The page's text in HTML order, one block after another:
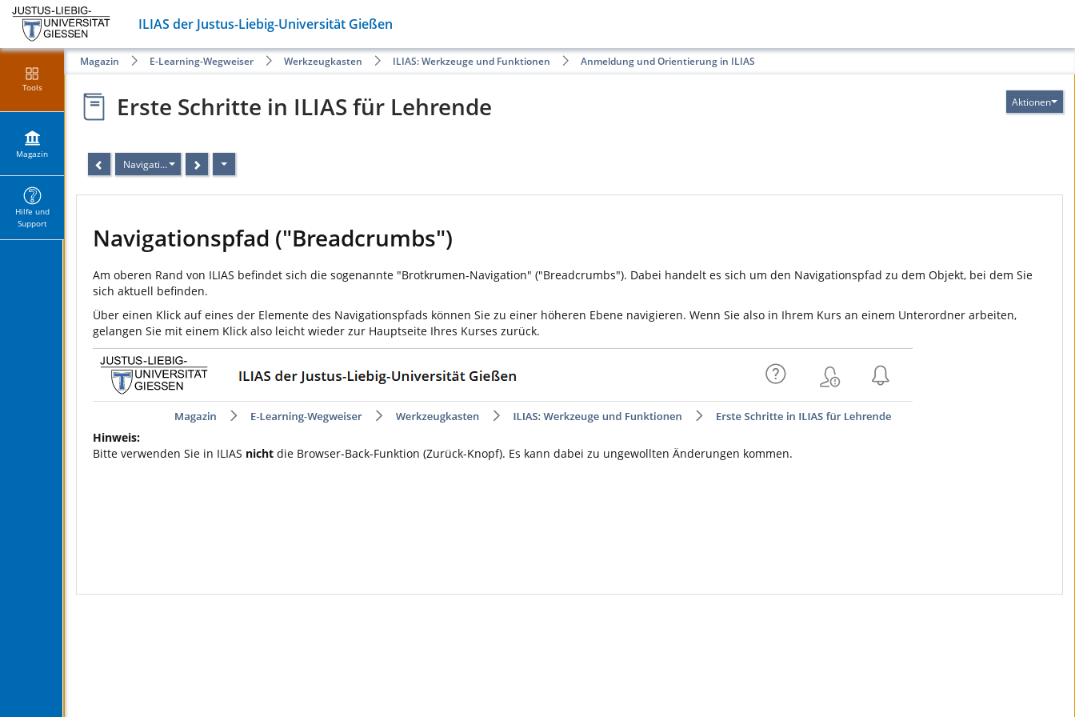
ILIAS der Justus-Liebig-Universität Gießen
Tools
Magazin
Hilfe und
Support
Magazin E-Learning-Wegweiser Werkzeugkasten ILIAS: Werkzeuge und Funktionen Anmeldung und Orientierung in ILIAS
Aktionen
Erste Schritte in ILIAS für Lehrende
Navigationspfad ("Breadcrumbs")
Navigationspfad ("Breadcrumbs")
Am oberen Rand von ILIAS befindet sich die sogenannte "Brotkrumen-Navigation" ("Breadcrumbs"). Dabei handelt es sich um den Navigationspfad zu dem Objekt, bei dem Sie
sich aktuell befinden.
Über einen Klick auf eines der Elemente des Navigationspfads können Sie zu einer höheren Ebene navigieren. Wenn Sie also in Ihrem Kurs an einem Unterordner arbeiten,
gelangen Sie mit einem Klick also leicht wieder zur Hauptseite Ihres Kurses zurück.
Hinweis:
Bitte verwenden Sie in ILIAS nicht die Browser-Back-Funktion (Zurück-Knopf). Es kann dabei zu ungewollten Änderungen kommen.